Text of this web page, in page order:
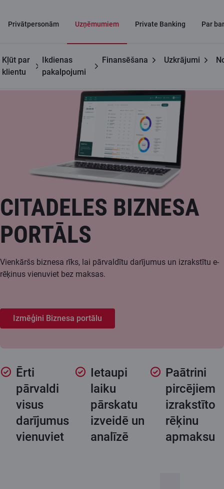
Privātpersonām Uzņēmumiem Private Banking Par
Kļūt par
klientu
Ikdienas
pakalpojumi
Finansēšana Uzkrājumi
Uzņēmumiem Citadeles Biznesa portāls
CITADELES BIZNESA
PORTĀLS
Vienkāršs biznesa rīks, lai pārvaldītu darījumus un izrakstītu e-
rēķinus vienuviet bez maksas.
Izmēģini Biznesa portālu
Ērti
pārvaldi
visus
darījumus
vienuviet
Ietaupi
laiku
pārskatu
izveidē un
analīzē
Paātrini
pircējiem
izrakstīto
rēķinu
apmaksu